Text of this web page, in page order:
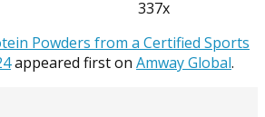
337x
Powders from a Certified Sports
appeared first on Amway Global.